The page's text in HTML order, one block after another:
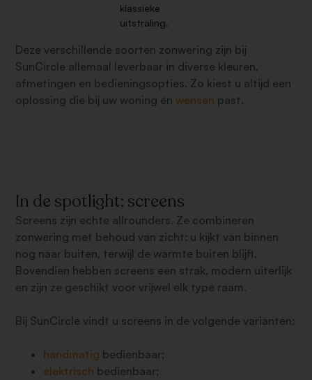
klassieke
uitstraling.
Deze verschillende soorten zonwering zijn bij
SunCircle allemaal leverbaar in diverse kleuren,
afmetingen en bedieningsopties. Zo kiest u altijd een
oplossing die bij uw woning énwensen past.
In de spotlight: screens
Screens zijn echte allrounders. Ze combineren
zonwering met behoud van zicht: u kijkt van binnen
nog naar buiten, terwijl de warmte buiten blijft.
Bovendien hebben screens een strak, modern uiterlijk
en zijn ze geschikt voor vrijwel elk type raam.
Bij SunCircle vindt u screens in de volgende varianten:
handmatig bedienbaar;
elektrisch bedienbaar;